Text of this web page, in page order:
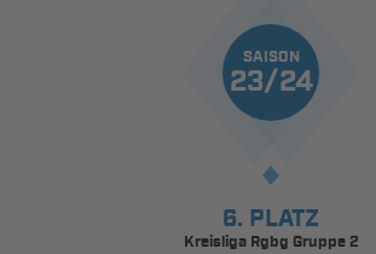
SAISON
23/24
6. PLATZ
Kreisliga Rgbg Gruppe 2